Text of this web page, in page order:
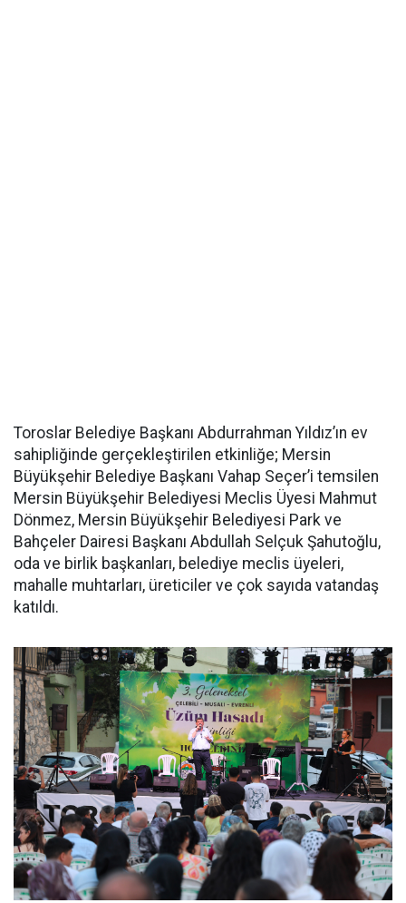
Toroslar Belediye Başkanı Abdurrahman Yıldız’ın ev
sahipliğinde gerçekleştirilen etkinliğe; Mersin
Büyükşehir Belediye Başkanı Vahap Seçer’i temsilen
Mersin Büyükşehir Belediyesi Meclis Üyesi Mahmut
Dönmez, Mersin Büyükşehir Belediyesi Park ve
Bahçeler Dairesi Başkanı Abdullah Selçuk Şahutoğlu,
oda ve birlik başkanları, belediye meclis üyeleri,
mahalle muhtarları, üreticiler ve çok sayıda vatandaş
katıldı.